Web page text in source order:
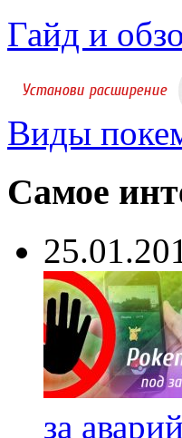
Гайд и
Виды
Самое
за